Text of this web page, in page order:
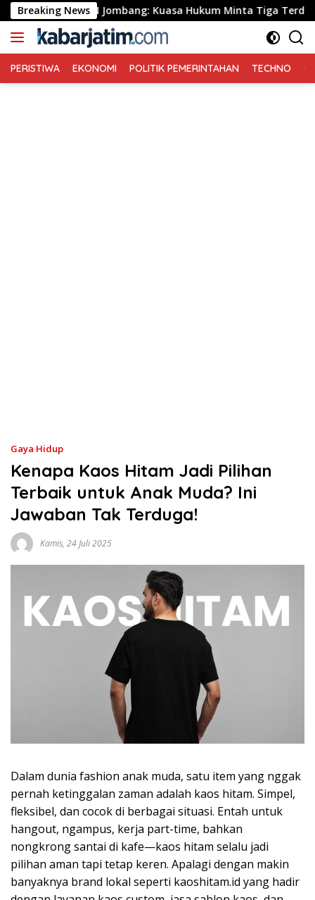
Langsung
ke
konten
Breaking News
Jombang: Kuasa Hukum Minta Tiga Terdakwa Divonis
PERISTIWA EKONOMI POLITIK PEMERINTAHAN TECHNO
Gaya Hidup
Kenapa Kaos Hitam Jadi Pilihan
Terbaik untuk Anak Muda? Ini
Jawaban Tak Terduga!
Kamis, 24 Juli 2025
Dalam dunia fashion anak muda, satu item yang nggak
pernah ketinggalan zaman adalah kaos hitam. Simpel,
fleksibel, dan cocok di berbagai situasi. Entah untuk
hangout, ngampus, kerja part-time, bahkan
nongkrong santai di kafe—kaos hitam selalu jadi
pilihan aman tapi tetap keren. Apalagi dengan makin
banyaknya brand lokal seperti kaoshitam.id yang hadir